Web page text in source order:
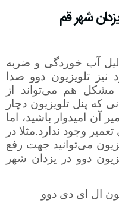
شهر قم
آب خوردگی و ضربه
تلویزیون دوو صدا
مشکل هم می‌تواند از
که پنل تلویزیون دچار
آن امیدوار باشید، اما
وجود ندارد.مثلا در
می‌توانید جهت رفع
دوو در یزدان شهر
ال ای دی دوو